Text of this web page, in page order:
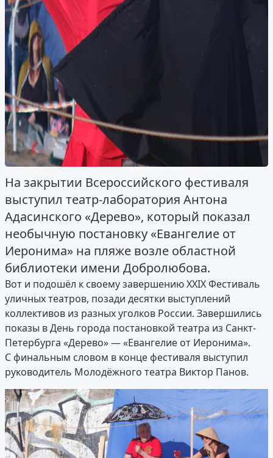
На закрытии Всероссийского фестиваля
выступил театр-лаборатория Антона
Адасинского «Дерево», который показал
необычную постановку «Евангелие от
Иеронима» на пляже возле областной
библиотеки имени Добролюбова.
Вот и подошёл к своему завершению XXIX Фестиваль
уличных театров, позади десятки выступлений
коллективов из разных уголков России. Завершились
показы в День города постановкой театра из Санкт-
Петербурга «Дерево» — «Евангелие от Иеронима».
С финальным словом в конце фестиваля выступил
руководитель Молодёжного театра Виктор Панов.